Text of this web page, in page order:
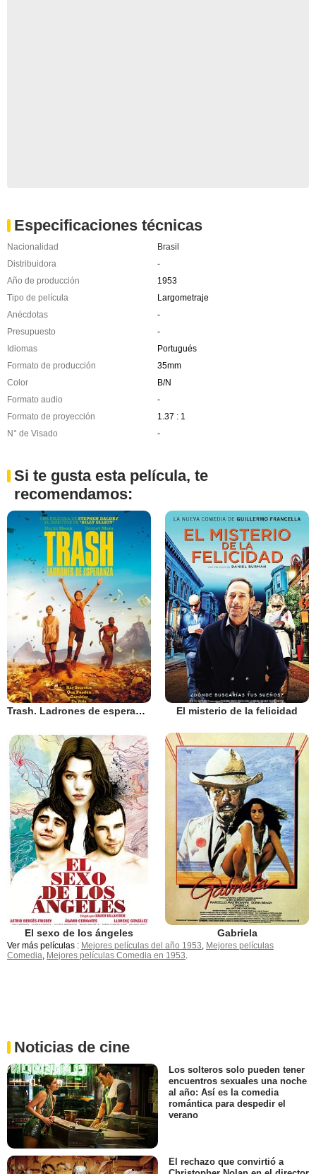
Especificaciones técnicas
Nacionalidad
Brasil
Distribuidora
-
Año de producción
1953
Tipo de película
Largometraje
Anécdotas
-
Presupuesto
-
Idiomas
Portugués
Formato de producción
35mm
Color
B/N
Formato audio
-
Formato de proyección
1.37 : 1
N° de Visado
-
Si te gusta esta película, te
recomendamos:
Trash. Ladrones de esperanza El misterio de la felicidad
El sexo de los ángeles Gabriela
Ver más películas : Mejores películas del año 1953 Mejores películas
Comedia Mejores películas Comedia en 1953
Noticias de cine
Los solteros solo pueden tener
encuentros sexuales una noche
al año: Así es la comedia
romántica para despedir el
verano
El rechazo que convirtió a